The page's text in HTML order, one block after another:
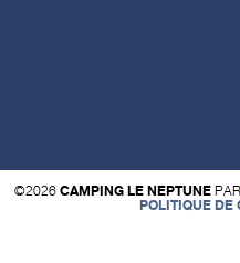
©2026 CAMPING LE NEPTUNEPAR
POLITIQUE DE